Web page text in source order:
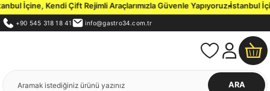
İçine, Kendi Çift Rejimli Araçlarımızla Güvenle Yapıyoruz.İstanbul İçi
+90 545 318 18 41 info@gastro34.com.tr
ARA